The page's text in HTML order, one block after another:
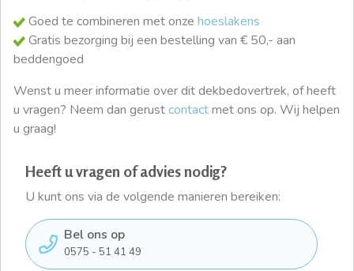
Goed te combineren met onze hoeslakens
Gratis bezorging bij een bestelling van € 50,- aan
beddengoed
Wenst u meer informatie over dit dekbedovertrek, of heeft
u vragen? Neem dan gerustcontactmet ons op. Wij helpen
u graag!
Heeft u vragen of advies nodig?
U kunt ons via de volgende manieren bereiken:
Bel ons op
0575 - 51 41 49